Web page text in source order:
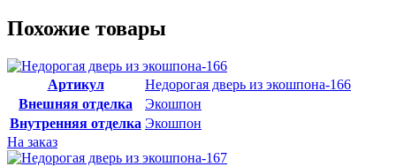
Похожие товары
Артикул
Недорогая дверь из экошпона-166
Внешняя отделка
Экошпон
Внутренняя отделка Экошпон
На заказ